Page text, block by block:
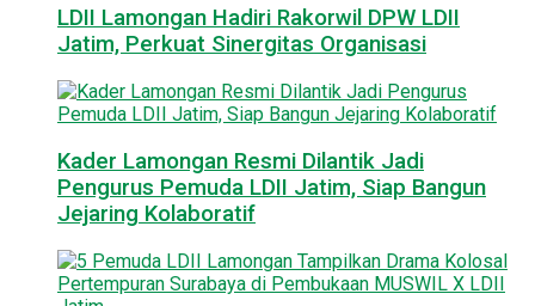
LDII Lamongan Hadiri Rakorwil DPW LDII
Jatim, Perkuat Sinergitas Organisasi
Kader Lamongan Resmi Dilantik Jadi
Pengurus Pemuda LDII Jatim, Siap Bangun
Jejaring Kolaboratif